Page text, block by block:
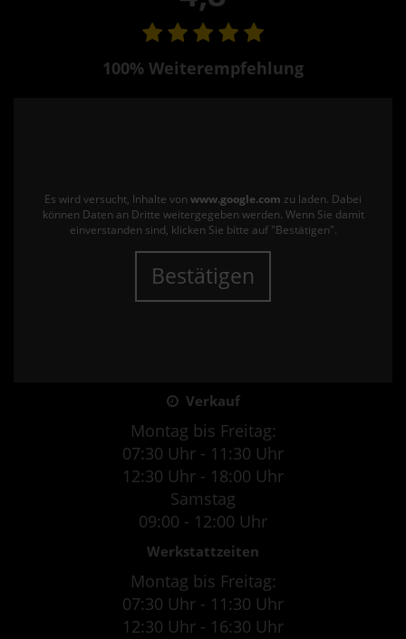
100% Weiterempfehlung
Es wird versucht, Inhalte von www.google.com zu laden. Dabei
können Daten an Dritte weitergegeben werden. Wenn Sie damit
einverstanden sind, klicken Sie bitte auf "Bestätigen".
Bestätigen
Verkauf
Montag bis Freitag:
07:30 Uhr - 11:30 Uhr
12:30 Uhr - 18:00 Uhr
Samstag
09:00 - 12:00 Uhr
Werkstattzeiten
Montag bis Freitag:
07:30 Uhr - 11:30 Uhr
12:30 Uhr - 16:30 Uhr